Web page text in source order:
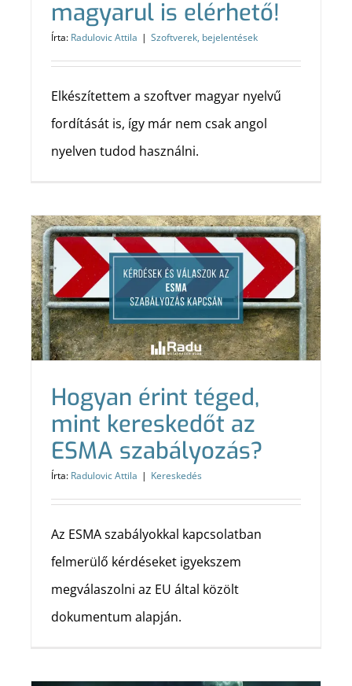
magyarul is elérhető!
Írta: Radulovic Attila | Szoftverek, bejelentések
Elkészítettem a szoftver magyar nyelvű
fordítását is, így már nem csak angol
nyelven tudod használni.
Hogyan érint téged,
mint kereskedőt az
ESMA szabályozás?
Írta: Radulovic Attila | Kereskedés
Az ESMA szabályokkal kapcsolatban
felmerülő kérdéseket igyekszem
megválaszolni az EU által közölt
dokumentum alapján.